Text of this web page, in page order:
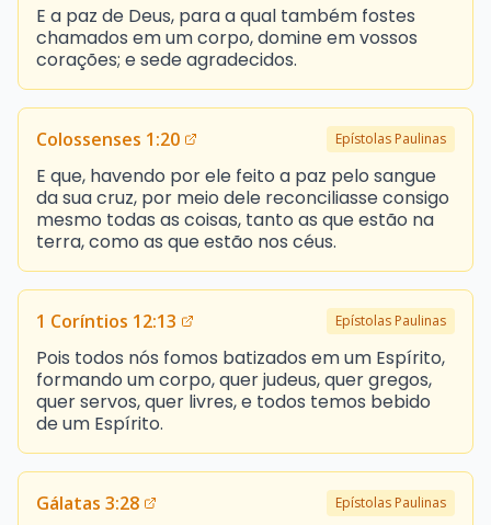
E a paz de Deus, para a qual também fostes
chamados em um corpo, domine em vossos
corações; e sede agradecidos.
Colossenses 1:20 Epístolas Paulinas
E que, havendo por ele feito a paz pelo sangue
da sua cruz, por meio dele reconciliasse consigo
mesmo todas as coisas, tanto as que estão na
terra, como as que estão nos céus.
1 Coríntios 12:13 Epístolas Paulinas
Pois todos nós fomos batizados em um Espírito,
formando um corpo, quer judeus, quer gregos,
quer servos, quer livres, e todos temos bebido
de um Espírito.
Gálatas 3:28 Epístolas Paulinas